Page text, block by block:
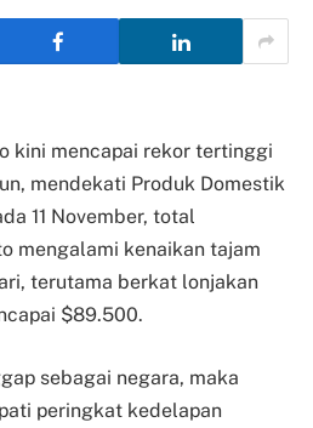
kini mencapai rekor tertinggi
mendekati Produk Domestik
11 November, total
mengalami kenaikan tajam
terutama berkat lonjakan
$89.500.
sebagai negara, maka
peringkat kedelapan